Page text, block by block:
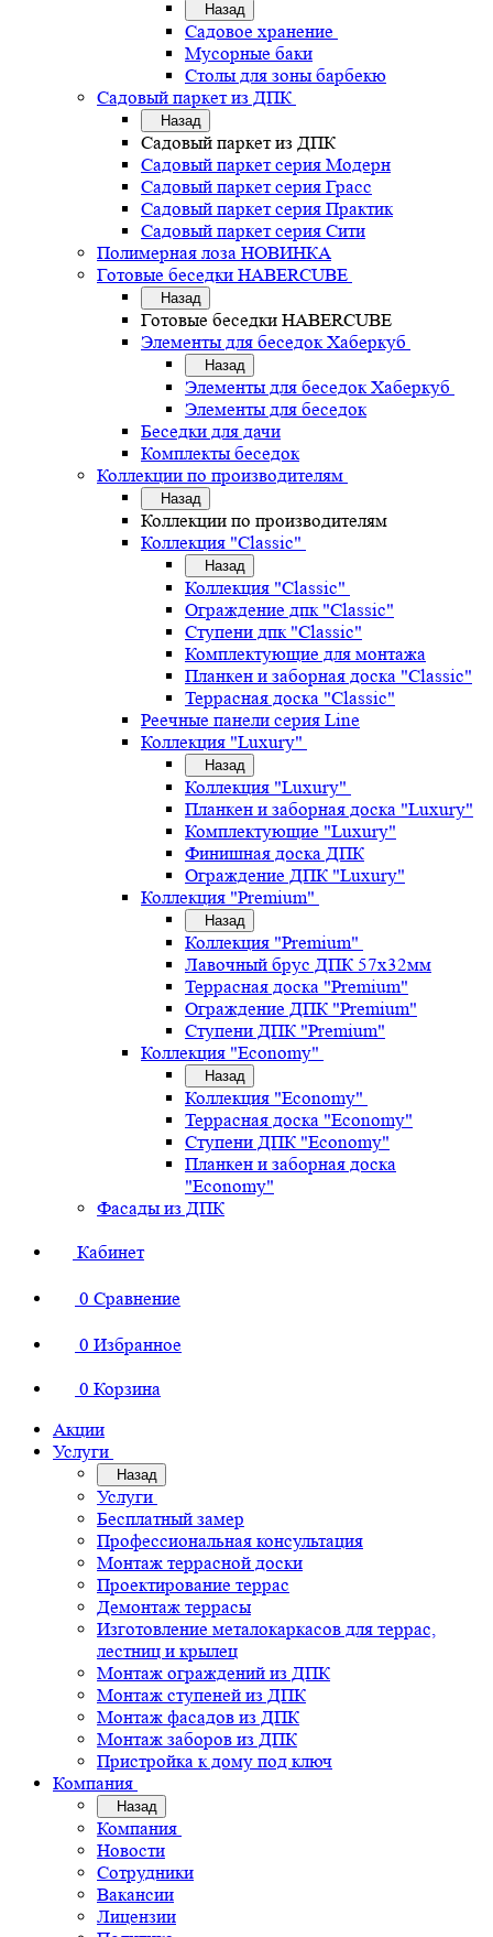
Назад
Садовое хранение
Мусорные баки
Столы для зоны барбекю
Садовый паркет из ДПК
Назад
Садовый паркет из ДПК
Садовый паркет серия Mодерн
Садовый паркет серия Грасс
Садовый паркет серия Практик
Садовый паркет серия Сити
Полимерная лоза НОВИНКА
Готовые беседки HABERCUBE
Назад
Готовые беседки HABERCUBE
Элементы для беседок Хаберкуб
Назад
Элементы для беседок Хаберкуб
Элементы для беседок
Беседки для дачи
Комплекты беседок
Коллекции по производителям
Назад
Коллекции по производителям
Коллекция "Classic"
Назад
Коллекция "Classic"
Ограждение дпк "Classic"
Ступени дпк "Classic"
Комплектующие для монтажа
Планкен и заборная доска "Classic"
Террасная доска "Classic"
Реечные панели серия Line
Коллекция "Luxury"
Назад
Коллекция "Luxury"
Планкен и заборная доска "Luxury"
Комплектующие "Luxury"
Финишная доска ДПК
Ограждение ДПК "Luxury"
Коллекция "Premium"
Назад
Коллекция "Premium"
Лавочный брус ДПК 57х32мм
Террасная доска "Premium"
Ограждение ДПК "Premium"
Ступени ДПК "Premium"
Коллекция "Economy"
Назад
Коллекция "Economy"
Террасная доска "Economy"
Ступени ДПК "Economy"
Планкен и заборная доска
"Economy"
Фасады из ДПК
Кабинет
0 Сравнение
0 Избранное
0 Корзина
Акции
Услуги
Назад
Услуги
Бесплатный замер
Профессиональная консультация
Монтаж террасной доски
Проектирование террас
Демонтаж террасы
Изготовление металокаркасов для террас,
лестниц и крылец
Монтаж ограждений из ДПК
Монтаж ступеней из ДПК
Монтаж фасадов из ДПК
Монтаж заборов из ДПК
Пристройка к дому под ключ
Компания
Назад
Компания
Новости
Сотрудники
Вакансии
Лицензии